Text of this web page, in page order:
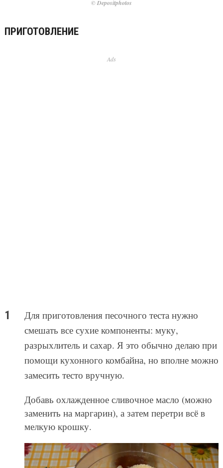
© Depositphotos
ПРИГОТОВЛЕНИЕ
Ads
Для приготовления песочного теста нужно
смешать все сухие компоненты: муку,
разрыхлитель и сахар. Я это обычно делаю при
помощи кухонного комбайна, но вполне можно
замесить тесто вручную.
Добавь охлажденное сливочное масло (можно
заменить на маргарин), а затем перетри всё в
мелкую крошку.